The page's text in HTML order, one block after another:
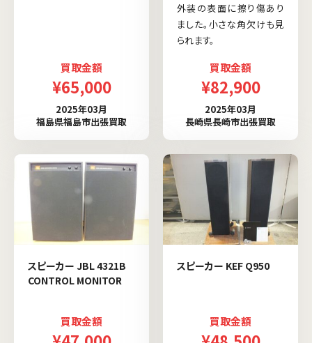
買取金額
¥65,000
2025年03月
福島県福島市出張買取
外装の表面に擦り傷あり
ました。小さな角欠けも見
られます。
買取金額
¥82,900
2025年03月
長崎県長崎市出張買取
スピーカー JBL 4321B
CONTROL MONITOR
買取金額
スピーカー KEF Q950
買取金額